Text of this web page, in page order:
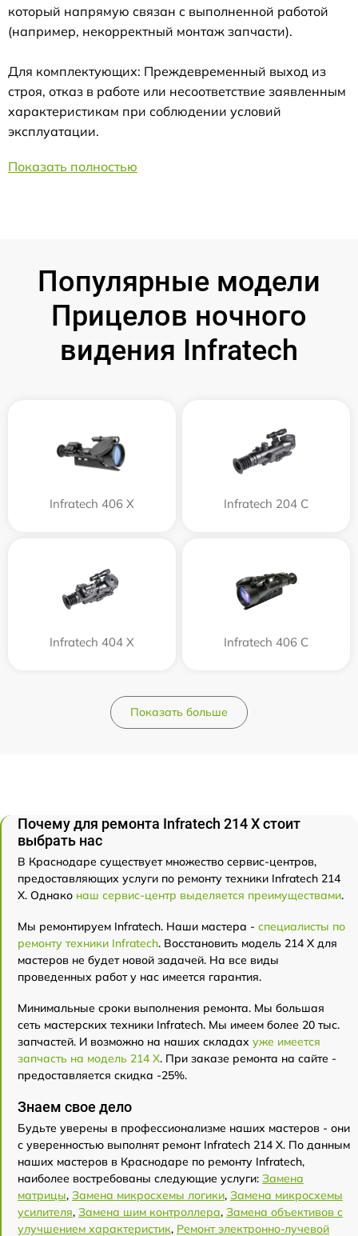
который напрямую связан с выполненной работой
(например, некорректный монтаж запчасти).
Для комплектующих: Преждевременный выход из
строя, отказ в работе или несоответствие заявленным
характеристикам при соблюдении условий
эксплуатации.
Показать полностью
Популярные модели
Прицелов ночного
видения Infratech
Infratech 406 Х Infratech 204 С
Infratech 404 Х Infratech 406 С
Показать больше
Почему для ремонта Infratech 214 Х стоит
выбрать нас
В Краснодаре существует множество сервис-центров,
предоставляющих услуги по ремонту техники Infratech 214
Х. Однако наш сервис-центр выделяется преимуществами.
Мы ремонтируем Infratech. Наши мастера - специалисты по
ремонту техники Infratech. Восстановить модель 214 Х для
мастеров не будет новой задачей. На все виды
проведенных работ у нас имеется гарантия.
Минимальные сроки выполнения ремонта. Мы большая
сеть мастерских техники Infratech. Мы имеем более 20 тыс.
запчастей. И возможно на наших складах уже имеется
запчасть на модель 214 Х. При заказе ремонта на сайте -
предоставляется скидка -25%.
Знаем свое дело
Будьте уверены в профессионализме наших мастеров - они
с уверенностью выполнят ремонт Infratech 214 Х. По данным
наших мастеров в Краснодаре по ремонту Infratech,
наиболее востребованы следующие услуги: Замена
матрицы, Замена микросхемы логики, Замена микросхемы
усилителя, Замена шим контроллера, Замена объективов с
улучшением характеристик, Ремонт электронно-лучевой